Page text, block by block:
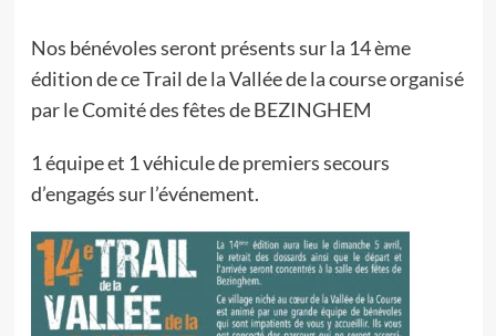
Nos bénévoles seront présents sur la 14 ème
édition de ce Trail de la Vallée de la course organisé
par le Comité des fêtes de BEZINGHEM
1 équipe et 1 véhicule de premiers secours
d’engagés sur l’événement.